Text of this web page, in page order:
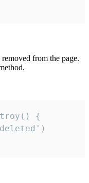
from the page.
{